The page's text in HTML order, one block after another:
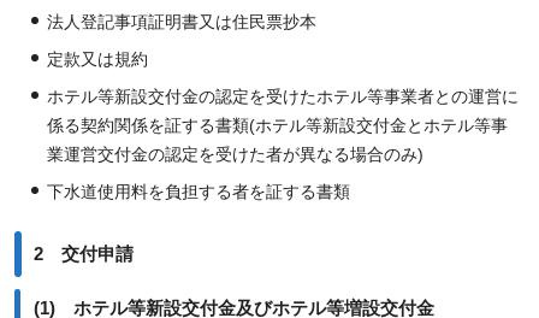
法人登記事項証明書又は住民票抄本
定款又は規約
ホテル等新設交付金の認定を受けたホテル等事業者との運営に
係る契約関係を証する書類(ホテル等新設交付金とホテル等事
業運営交付金の認定を受けた者が異なる場合のみ)
下水道使用料を負担する者を証する書類
2 交付申請
(1) ホテル等新設交付金及びホテル等増設交付金